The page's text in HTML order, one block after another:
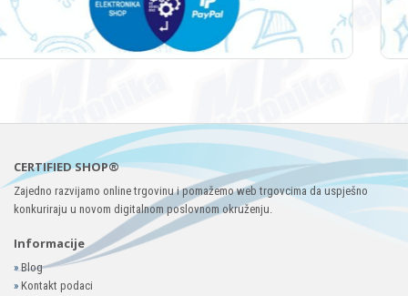
CERTIFIED SHOP®
Zajedno razvijamo online trgovinu i pomažemo web trgovcima da uspješno
konkuriraju u novom digitalnom poslovnom okruženju.
Informacije
»Blog
» Kontakt podaci